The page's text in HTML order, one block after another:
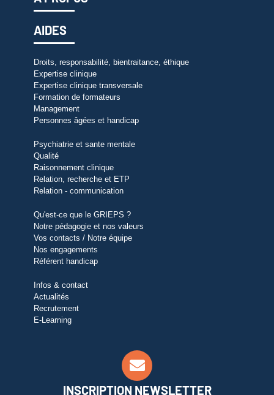
AIDES
Droits, responsabilité, bientraitance, éthique
Expertise clinique
Expertise clinique transversale
Formation de formateurs
Management
Personnes âgées et handicap
Psychiatrie et sante mentale
Qualité
Raisonnement clinique
Relation, recherche et ETP
Relation - communication
Qu'est-ce que le GRIEPS ?
Notre pédagogie et nos valeurs
Vos contacts / Notre équipe
Nos engagements
Référent handicap
Infos & contact
Actualités
Recrutement
E-Learning
INSCRIPTION NEWSLETTER